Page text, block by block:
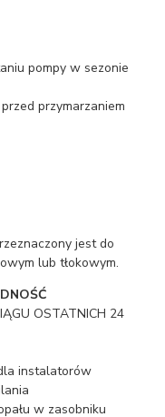
pompy w sezonie
przymarzaniem
jest do
lub tłokowym.
OSTATNICH 24
instalatorów
w zasobniku